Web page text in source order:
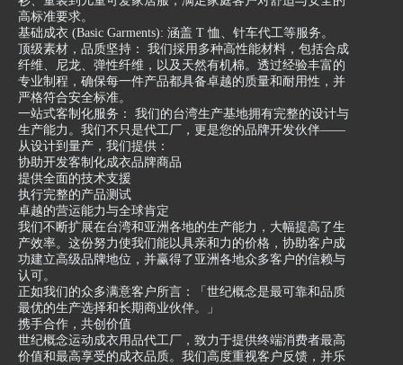
的经验和专业知识。他们的
团队由经验丰富的技术人员
和工匠组成，能够根据客户
的需求提供定制化的解决方
案。无论是小批量生产还是
大规模生产，他们都能够确
保产品的交付时间和品质。
针车代工厂的产品不仅在国
内市场上有很高的评价，还
出口到世界各地。他们的产
品以其精湛的工艺和高品质
而受到客户的青睐。无论是
纺织品还是皮革制品，他们
都能够根据客户的要求提供
不同的材料和设计。他们的
产品广泛应用于时尚、家
针车代工-成衣代工的优势
不仅体现在生产效率上，还
体现在成本控制和风险分担
上。代工厂商通常拥有规模
经济的优势，能够以更低的
风险，如原材料供应不稳
定、生产线问题等，使企业
能够更加专注于核心业务，
提高竞争力。
范围广泛，不仅适用于大型
企业，也适用于中小型企业
高标准要求。
基础成衣 (Basic Garments): 涵盖 T 恤、针车代工等服务。
顶级素材，品质坚持： 我们採用多种高性能材料，包括合成
纤维、尼龙、弹性纤维，以及天然有机棉。透过经验丰富的
专业制程，确保每一件产品都具备卓越的质量和耐用性，并
严格符合安全标准。
一站式客制化服务： 我们的台湾生产基地拥有完整的设计与
生产能力。我们不只是代工厂，更是您的品牌开发伙伴——
从设计到量产，我们提供：
协助开发客制化成衣品牌商品
提供全面的技术支援
执行完整的产品测试
卓越的营运能力与全球肯定
我们不断扩展在台湾和亚洲各地的生产能力，大幅提高了生
产效率。这份努力使我们能以具亲和力的价格，协助客户成
功建立高级品牌地位，并赢得了亚洲各地众多客户的信赖与
认可。
正如我们的众多满意客户所言：「世纪概念是最可靠和品质
最优的生产选择和长期商业伙伴。」
携手合作，共创价值
世纪概念运动成衣用品代工厂，致力于提供终端消费者最高
价值和最高享受的成衣品质。我们高度重视客户反馈，并乐